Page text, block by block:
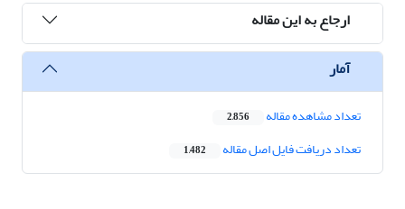
ارجاع به این مقاله
آمار
تعداد مشاهده مقاله 2,856
تعداد دریافت فایل اصل مقاله 1,482